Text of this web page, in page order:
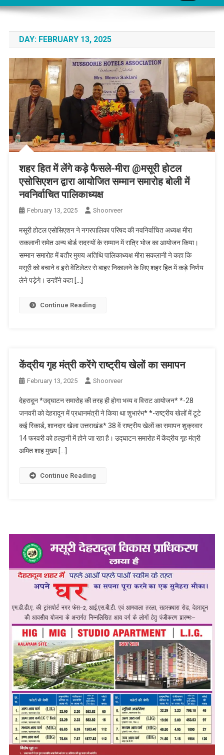
DAY: FEBRUARY 13, 2025
शहर हित में लेंगे कड़े फैसले-मीरा @मसूरी होटल
एसोसिएशन द्वारा आयोजित सम्मान समारोह बोली में
नवनिर्वाचित पालिकाध्यक्ष
February 13, 2025 Shoorveer
मसूरी होटल एसोसिएशन ने नगरपालिका परिषद की नवनिर्वाचित अध्यक्ष मीरा
सकलानी समेत अन्य बोर्ड सदस्यों के सम्मान में रात्रि भोज का आयोजन किया।
सम्मान समारोह में बतौर मुख्य अतिथि पालिकाध्यक्ष मीरा सकलानी ने कहा कि
मसूरी को बचाने व इसे वेंटिलेटर से बाहर निकालने के लिए शहर हित में कड़े निर्णय
लेने पड़ेगे। उन्होंने कहा […]
Continue Reading
केंद्रीय गृह मंत्री करेंगे राष्ट्रीय खेलों का समापन
February 13, 2025 Shoorveer
देहरादून *उद्घाटन समारोह की तरह ही होगा भव्य व विराट आयोजन* *-28
जनवरी को देहरादून में प्रधानमंत्री ने किया था शुभारंभ* *-राष्ट्रीय खेलों में टूटे
कई रिकार्ड, शानदार खेला उत्तराखंड* 38 वें राष्ट्रीय खेलों का समापन शुक्रवार
14 फरवरी को हल्द्वानी में होने जा रहा है। उद्घाटन समारोह में केंद्रीय गृह मंत्री
अमित शाह मुख्य […]
Continue Reading